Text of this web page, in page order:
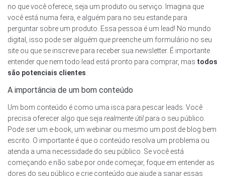
no que você oferece, seja um produto ou serviço. Imagina que
você está numa feira, e alguém para no seu estande para
perguntar sobre um produto. Essa pessoa é um lead! No mundo
digital, isso pode ser alguém que preenche um formulário no seu
site ou que se inscreve para receber sua newsletter. É importante
entender que nem todo lead está pronto para comprar, mas todos
são potenciais clientes
A importância de um bom conteúdo
Um bom conteúdo é como uma isca para pescar leads. Você
precisa oferecer algo que seja realmente útil para o seu público.
Pode ser um e-book, um webinar ou mesmo um post de blog bem
escrito. O importante é que o conteúdo resolva um problema ou
atenda a uma necessidade do seu público. Se você está
começando e não sabe por onde começar, foque em entender as
dores do seu público e crie conteúdo que ajude a sanar essas